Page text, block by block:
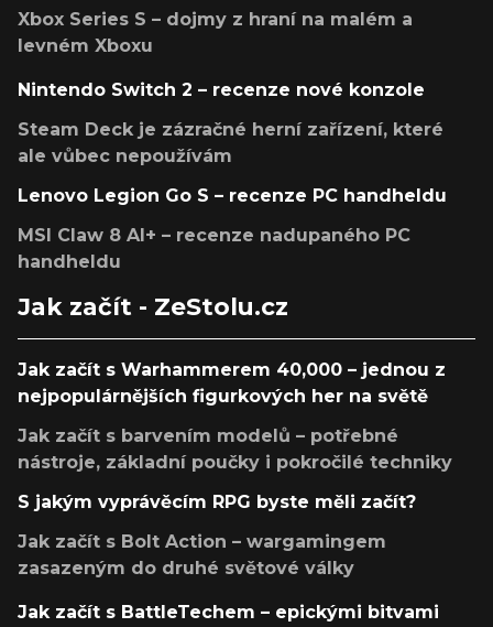
Xbox Series S – dojmy z hraní na malém a
levném Xboxu
Nintendo Switch 2 – recenze nové konzole
Steam Deck je zázračné herní zařízení, které
ale vůbec nepoužívám
Lenovo Legion Go S – recenze PC handheldu
MSI Claw 8 AI+ – recenze nadupaného PC
handheldu
Jak začít - ZeStolu.cz
Jak začít s Warhammerem 40,000 – jednou z
nejpopulárnějších figurkových her na světě
Jak začít s barvením modelů – potřebné
nástroje, základní poučky i pokročilé techniky
S jakým vyprávěcím RPG byste měli začít?
Jak začít s Bolt Action – wargamingem
zasazeným do druhé světové války
Jak začít s BattleTechem – epickými bitvami